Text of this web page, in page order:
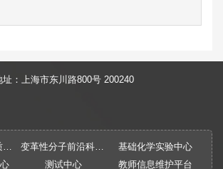
址：上海市东川路800号 200240
化学生物协同物质创制全国重点实验室 变革性分子前沿科学中心
基础化学实验中心
测试中心
教师信息维护平台